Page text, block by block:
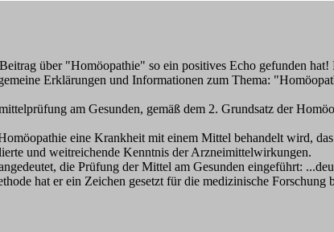
über "Homöopathie" so ein positives Echo gefunden
Erklärungen und Informationen zum Thema:
am Gesunden, gemäß dem 2. Grundsatz der
eine Krankheit mit einem Mittel behandelt wird,
und weitreichende Kenntnis der Arzneimittelwirkungen.
die Prüfung der Mittel am Gesunden eingeführt:
hat er ein Zeichen gesetzt für die medizinische